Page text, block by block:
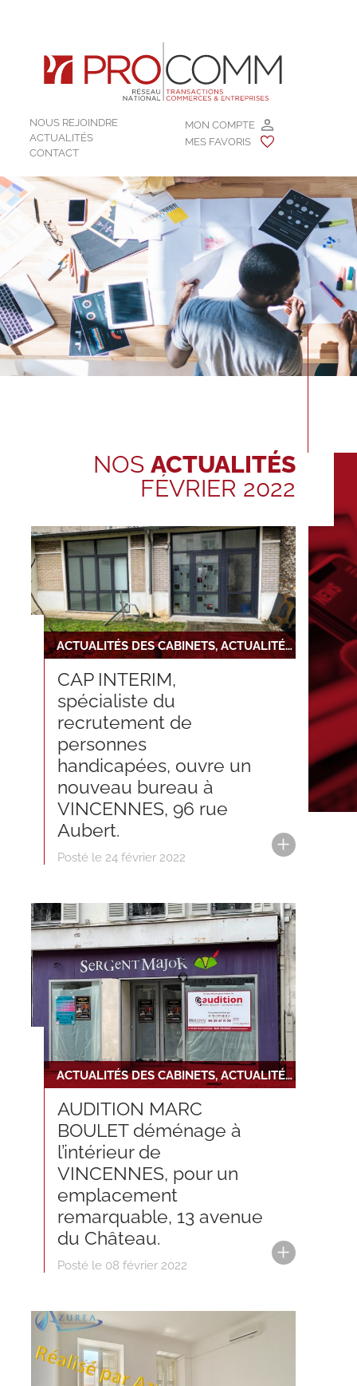
MON COMPTE
MES FAVORIS
NOUS REJOINDRE
ACTUALITÉS
CONTACT
NOS ACTUALITÉS
FÉVRIER 2022
ACTUALITÉS DES CABINETS, ACTUALITÉS DU RÉSEAU, NOUVELLE INSTALLATION
CAP INTERIM,
spécialiste du
recrutement de
personnes
handicapées, ouvre un
nouveau bureau à
VINCENNES, 96 rue
Aubert.
Posté le 24 février 2022
ACTUALITÉS DES CABINETS, ACTUALITÉS DU RÉSEAU, NOUVELLE INSTALLATION
AUDITION MARC
BOULET déménage à
l’intérieur de
VINCENNES, pour un
emplacement
remarquable, 13 avenue
du Château.
Posté le 08 février 2022